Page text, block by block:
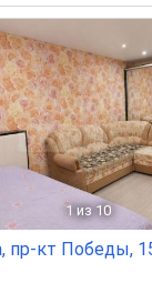
1 из 10
пр-кт Победы,